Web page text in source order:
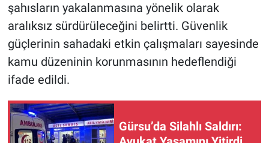
şahısların yakalanmasına yönelik olarak
aralıksız sürdürüleceğini belirtti. Güvenlik
güçlerinin sahadaki etkin çalışmaları sayesinde
kamu düzeninin korunmasının hedeflendiği
ifade edildi.
Gürsu’da Silahlı Saldırı: